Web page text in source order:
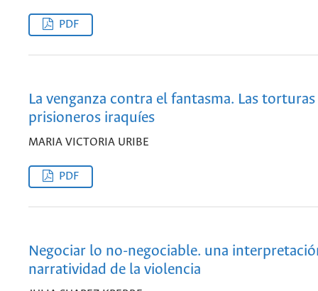
PDF
La venganza contra el fantasma. Las
prisioneros iraquíes
MARIA VICTORIA URIBE
PDF
Negociar lo no-negociable. una
narratividad de la violencia